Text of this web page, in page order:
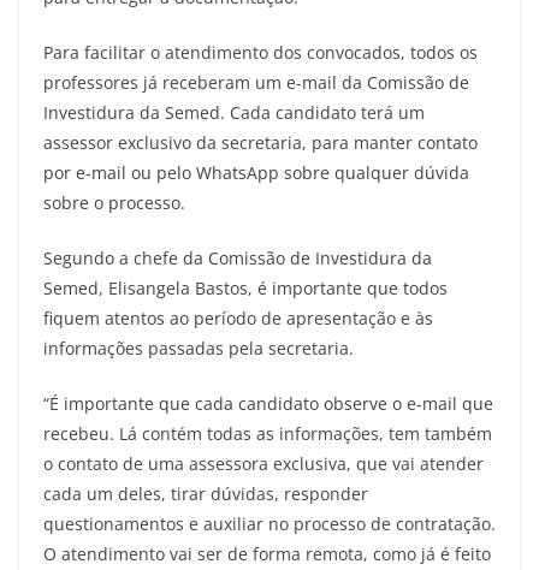
Para facilitar o atendimento dos convocados, todos os
professores já receberam um e-mail da Comissão de
Investidura da Semed. Cada candidato terá um
assessor exclusivo da secretaria, para manter contato
por e-mail ou pelo WhatsApp sobre qualquer dúvida
sobre o processo.
Segundo a chefe da Comissão de Investidura da
Semed, Elisangela Bastos, é importante que todos
fiquem atentos ao período de apresentação e às
informações passadas pela secretaria.
“É importante que cada candidato observe o e-mail que
recebeu. Lá contém todas as informações, tem também
o contato de uma assessora exclusiva, que vai atender
cada um deles, tirar dúvidas, responder
questionamentos e auxiliar no processo de contratação.
O atendimento vai ser de forma remota, como já é feito